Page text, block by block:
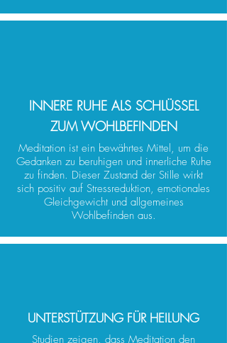
INNERE RUHE ALS SCHLÜSSEL
ZUM WOHLBEFINDEN
Meditation ist ein bewährtes Mittel, um die
Gedanken zu beruhigen und innerliche Ruhe
zu finden. Dieser Zustand der Stille wirkt
sich positiv auf Stressreduktion, emotionales
Gleichgewicht und allgemeines
Wohlbefinden aus.
UNTERSTÜTZUNG FÜR HEILUNG
Studien zeigen, dass Meditation den